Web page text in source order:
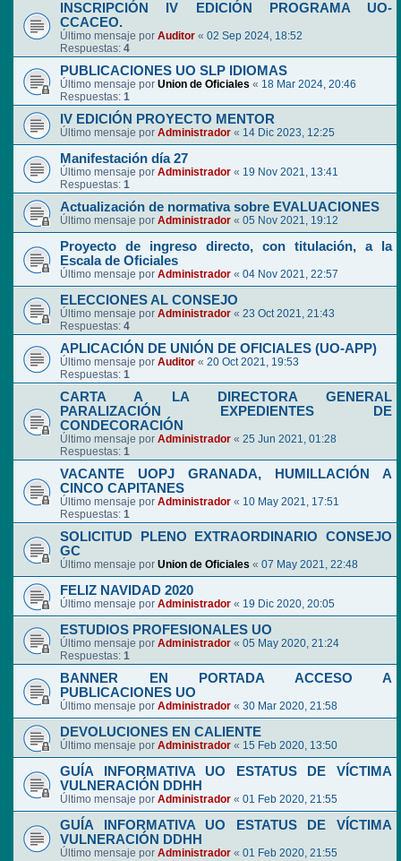
INSCRIPCIÓN IV EDICIÓN PROGRAMA UO-
CCACEO.
Último mensaje por Auditor « 02 Sep 2024, 18:52
Respuestas: 4
PUBLICACIONES UO SLP IDIOMAS
Último mensaje por Union de Oficiales « 18 Mar 2024, 20:46
Respuestas: 1
IV EDICIÓN PROYECTO MENTOR
Último mensaje por Administrador « 14 Dic 2023, 12:25
Manifestación día 27
Último mensaje por Administrador « 19 Nov 2021, 13:41
Respuestas: 1
Actualización de normativa sobre EVALUACIONES
Último mensaje por Administrador « 05 Nov 2021, 19:12
Proyecto de ingreso directo, con titulación, a la
Escala de Oficiales
Último mensaje por Administrador « 04 Nov 2021, 22:57
ELECCIONES AL CONSEJO
Último mensaje por Administrador « 23 Oct 2021, 21:43
Respuestas: 4
APLICACIÓN DE UNIÓN DE OFICIALES (UO-APP)
Último mensaje por Auditor « 20 Oct 2021, 19:53
Respuestas: 1
CARTA A LA DIRECTORA GENERAL
PARALIZACIÓN EXPEDIENTES DE
CONDECORACIÓN
Último mensaje por Administrador « 25 Jun 2021, 01:28
Respuestas: 1
VACANTE UOPJ GRANADA, HUMILLACIÓN A
CINCO CAPITANES
Último mensaje por Administrador « 10 May 2021, 17:51
Respuestas: 1
SOLICITUD PLENO EXTRAORDINARIO CONSEJO
GC
Último mensaje por Union de Oficiales « 07 May 2021, 22:48
FELIZ NAVIDAD 2020
Último mensaje por Administrador « 19 Dic 2020, 20:05
ESTUDIOS PROFESIONALES UO
Último mensaje por Administrador « 05 May 2020, 21:24
Respuestas: 1
BANNER EN PORTADA ACCESO A
PUBLICACIONES UO
Último mensaje por Administrador « 30 Mar 2020, 21:58
DEVOLUCIONES EN CALIENTE
Último mensaje por Administrador « 15 Feb 2020, 13:50
GUÍA INFORMATIVA UO ESTATUS DE VÍCTIMA
VULNERACIÓN DDHH
Último mensaje por Administrador « 01 Feb 2020, 21:55
GUÍA INFORMATIVA UO ESTATUS DE VÍCTIMA
VULNERACIÓN DDHH
Último mensaje por Administrador « 01 Feb 2020, 21:55